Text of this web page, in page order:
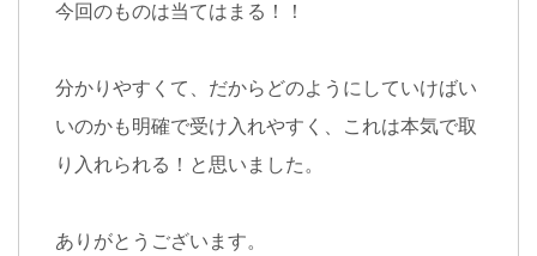
今回のものは当てはまる！！
分かりやすくて、だからどのようにしていけばい
いのかも明確で受け入れやすく、これは本気で取
り入れられる！と思いました。
ありがとうございます。